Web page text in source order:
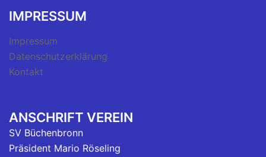
IMPRESSUM
Impressum
Datenschutzerklärung
Kontakt
ANSCHRIFT VEREIN
SV Büchenbronn
Präsident Mario Röseling